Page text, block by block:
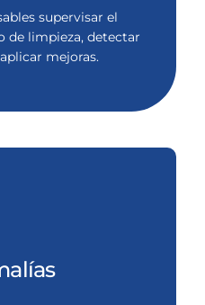
supervisar el
de limpieza, detectar
mejoras.